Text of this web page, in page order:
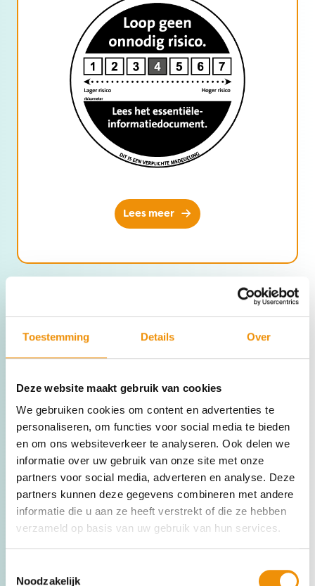
Toestemming Details Over
Deze website maakt gebruik van cookies
We gebruiken cookies om content en advertenties te
personaliseren, om functies voor social media te bieden
en om ons websiteverkeer te analyseren. Ook delen we
informatie over uw gebruik van onze site met onze
partners voor social media, adverteren en analyse. Deze
partners kunnen deze gegevens combineren met andere
informatie die u aan ze heeft verstrekt of die ze hebben
verzameld op basis van uw gebruik van hun services.
Noodzakelijk
Lees meer
Regionaal Duurzaam
Fonds
Stap nu in!
2,97% rendement*